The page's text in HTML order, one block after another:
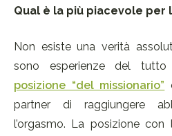
Qual è la più piacevole per
Non esiste una verità
sono esperienze del tutto
posizione “del missionario”
partner di raggiungere
l’orgasmo. La posizione